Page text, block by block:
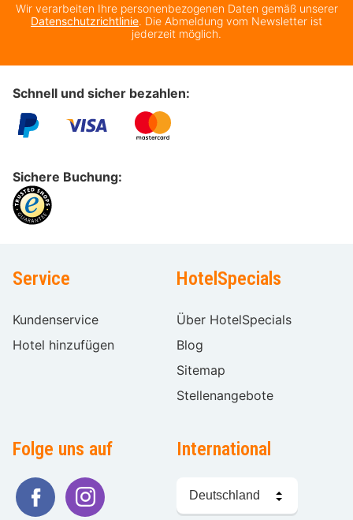
Wir verarbeiten Ihre personenbezogenen Daten gemäß unserer
Datenschutzrichtlinie. Die Abmeldung vom Newsletter ist
jederzeit möglich.
Schnell und sicher bezahlen:
Sichere Buchung:
Service
Kundenservice
Hotel hinzufügen
HotelSpecials
Über HotelSpecials
Blog
Sitemap
Stellenangebote
Folge uns auf International
wählen